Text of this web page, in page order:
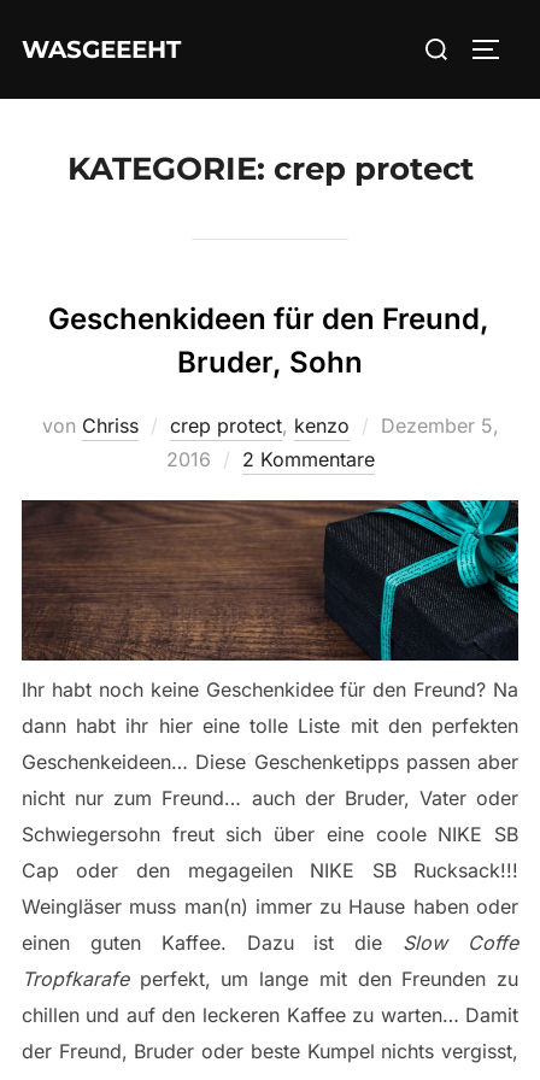
InhaltWASGEEEHT
Suchen
KATEGORIE: crep protect
Geschenkideen für den Freund,
Bruder, Sohn
von Chriss crep protect, kenzo
Veröffentlicht
Dezember 5,
2016
2 Kommentare
Ihr habt noch keine Geschenkidee für den Freund? Na
dann habt ihr hier eine tolle Liste mit den perfekten
Geschenkeideen… Diese Geschenketipps passen aber
nicht nur zum Freund… auch der Bruder, Vater oder
Schwiegersohn freut sich über eine coole NIKE SB
Cap oder den megageilen NIKE SB Rucksack!!!
Weingläser muss man(n) immer zu Hause haben oder
einen guten Kaffee. Dazu ist die Slow Coffe
Tropfkarafeperfekt, um lange mit den Freunden zu
chillen und auf den leckeren Kaffee zu warten… Damit
der Freund, Bruder oder beste Kumpel nichts vergisst,